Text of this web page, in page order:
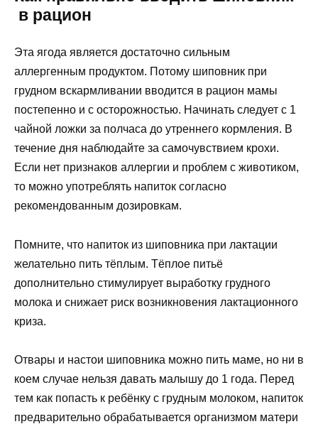
в рацион
Эта ягода является достаточно сильным
аллергенным продуктом. Потому шиповник при
грудном вскармливании вводится в рацион мамы
постепенно и с осторожностью. Начинать следует с 1
чайной ложки за полчаса до утреннего кормления. В
течение дня наблюдайте за самочувствием крохи.
Если нет признаков аллергии и проблем с животиком,
то можно употреблять напиток согласно
рекомендованным дозировкам.
Помните, что напиток из шиповника при лактации
желательно пить тёплым. Тёплое питьё
дополнительно стимулирует выработку грудного
молока и снижает риск возникновения лактационного
криза.
Отвары и настои шиповника можно пить маме, но ни в
коем случае нельзя давать малышу до 1 года. Перед
тем как попасть к ребёнку с грудным молоком, напиток
предварительно обрабатывается организмом матери